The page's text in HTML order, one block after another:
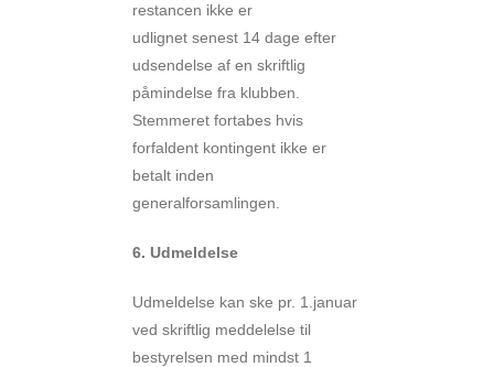
restancen ikke er
udlignet senest 14 dage efter
udsendelse af en skriftlig
påmindelse fra klubben.
Stemmeret fortabes hvis
forfaldent kontingent ikke er
betalt inden
generalforsamlingen.
6. Udmeldelse
Udmeldelse kan ske pr. 1.januar
ved skriftlig meddelelse til
bestyrelsen med mindst 1